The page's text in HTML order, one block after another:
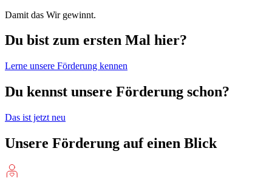
Damit das Wir gewinnt.
Du bist zum ersten Mal hier?
Lerne unsere Förderung kennen
Du kennst unsere Förderung schon?
Das ist jetzt neu
Unsere Förderung auf einen Blick